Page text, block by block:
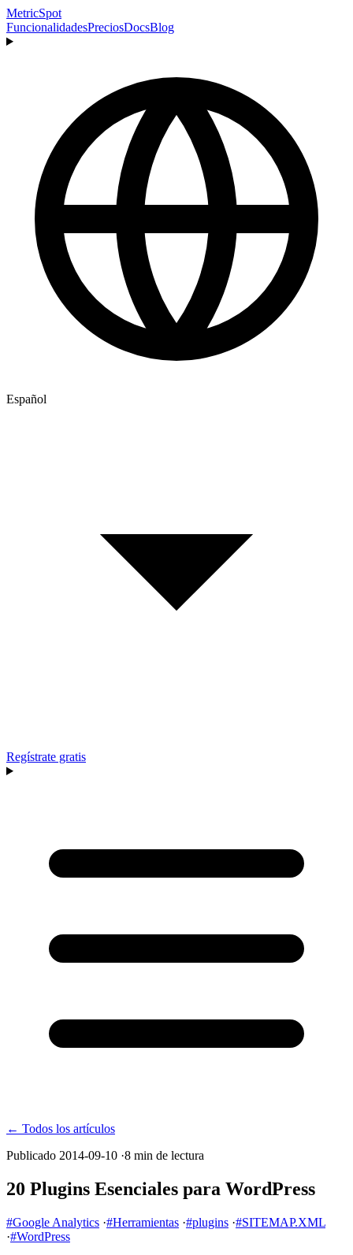
MetricSpot
FuncionalidadesPreciosDocsBlog
Español
Regístrate gratis
← Todos los artículos
Publicado 2014-09-10 ·8 min de lectura
20 Plugins Esenciales para WordPress
#Google Analytics ·#Herramientas ·#plugins ·#SITEMAP.XML
·#WordPress